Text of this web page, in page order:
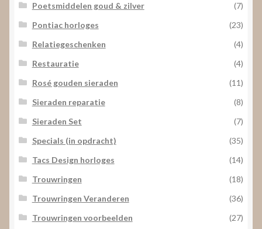
Poetsmiddelen goud & zilver
(7)
Pontiac horloges
(23)
Relatiegeschenken
(4)
Restauratie
(4)
Rosé gouden sieraden
(11)
Sieraden reparatie
(8)
Sieraden Set
(7)
Specials (in opdracht)
(35)
Tacs Design horloges
(14)
Trouwringen
(18)
Trouwringen Veranderen
(36)
Trouwringen voorbeelden
(27)